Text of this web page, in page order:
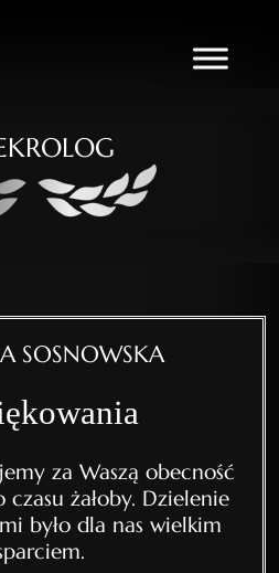
SOSNOWSKA
za Waszą obecność
żałoby. Dzielenie
było dla nas wielkim